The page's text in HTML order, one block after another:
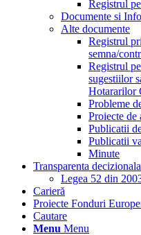
Registrul
Documente si
Alte documente
Registrul
semna/
Registrul
sugestiilor
Hotararilor
Probleme
Proiecte de
Publicatii
Publicatii
Minute
Transparenta decizionala
Legea 52 din
Carieră
Proiecte Fonduri
Cautare
Menu Menu